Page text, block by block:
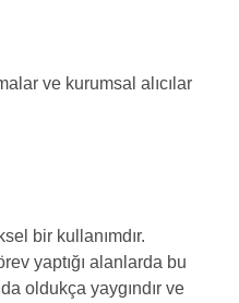
ve kurumsal alıcılar
bir kullanımdır.
yaptığı alanlarda bu
oldukça yaygındır ve